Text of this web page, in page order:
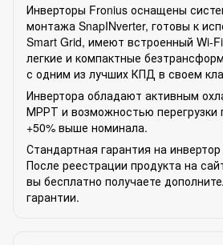
Инверторы Fronius оснащены
монтажа SnapINverter, готовы к
Smart Grid, имеют встроенный Wi-
легкие и компактные
с одним из лучших КПД в своем
Инвертора обладают активным
МРРТ и возможностью
+50% выше номинала.
Стандартная гарантия на
После реестрации продукта на
вы бесплатно получаете
гарантии.